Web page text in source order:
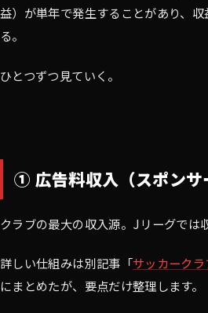
益）が単年で発生することがあり、
る。
ひとつずつ見ていく。
① 広告料収入（スポンサ
クラブの最大の収入源。Jリーグでは
詳しい仕組みは別記事「サッカークラ
にまとめたが、要点だけ整理します。